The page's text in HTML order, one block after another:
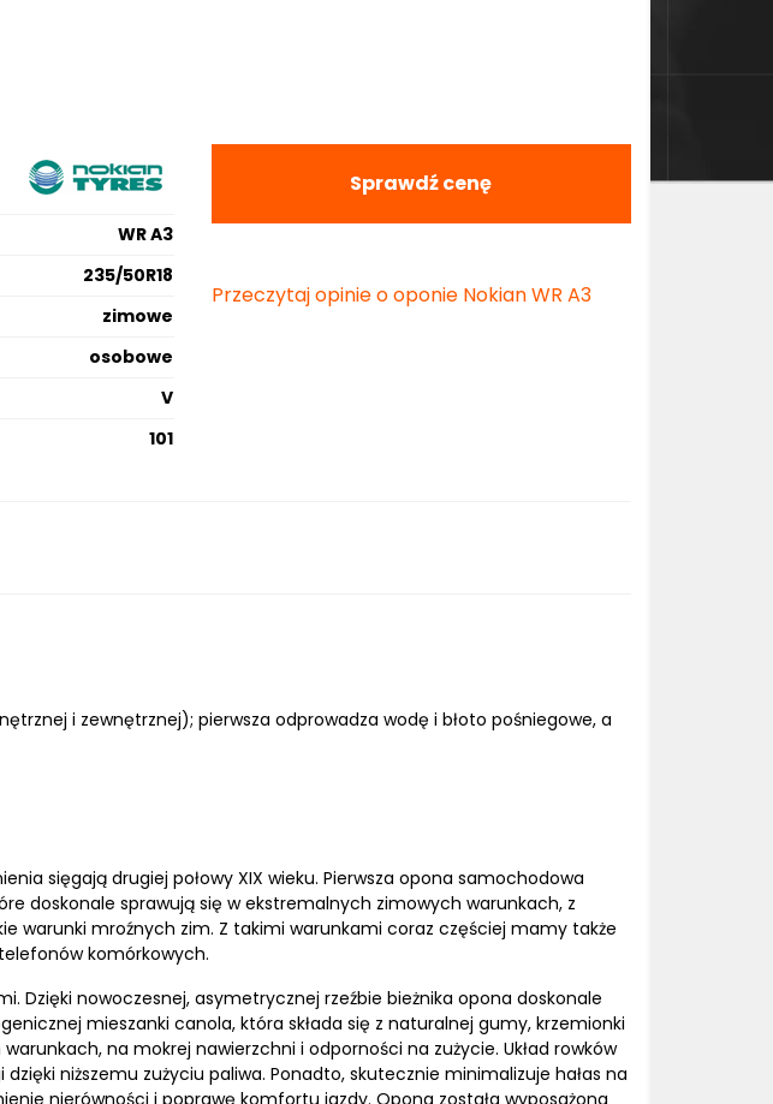
WR A3
235/50R18
zimowe
osobowe
V
101
Sprawdź cenę
Przeczytaj opinie o oponie Nokian WR A3
i zewnętrznej); pierwsza odprowadza wodę i błoto pośniegowe, a
sięgają drugiej połowy XIX wieku. Pierwsza opona samochodowa
doskonale sprawują się w ekstremalnych zimowych warunkach, z
warunki mroźnych zim. Z takimi warunkami coraz częściej mamy także
komórkowych.
Dzięki nowoczesnej, asymetrycznej rzeźbie bieżnika opona doskonale
mieszanki canola, która składa się z naturalnej gumy, krzemionki
na mokrej nawierzchni i odporności na zużycie. Układ rowków
niższemu zużyciu paliwa. Ponadto, skutecznie minimalizuje hałas na
nierówności i poprawę komfortu jazdy. Opona została wyposażona